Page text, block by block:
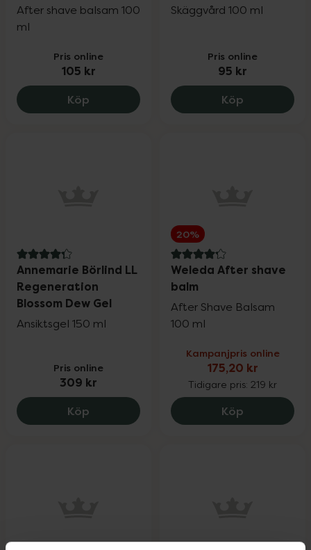
After shave balsam 100
ml
Pris online
105 kr
Köp Bulldog Sensitive After Shave Balm,
Skäggvård 100 ml
Pris online
95 kr
Köp Bulldog
4.3 av 5 i omdöme
Annemarie Börlind LL
Regeneration
Blossom Dew Gel
Ansiktsgel 150 ml
Pris online
309 kr
Köp Annemarie Börlind LL Regeneration
20%
4.2 av 5 i omdöme
Weleda After shave
balm
After Shave Balsam
100 ml
Kampanjpris online
175,20 kr
Tidigare pris: 219 kr
Köp Weleda